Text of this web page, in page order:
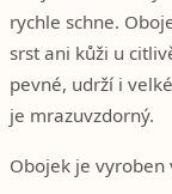
rychle schne.
srst ani kůži u
pevné, udrží i
je mrazuvzdorný.
Obojek je vyroben